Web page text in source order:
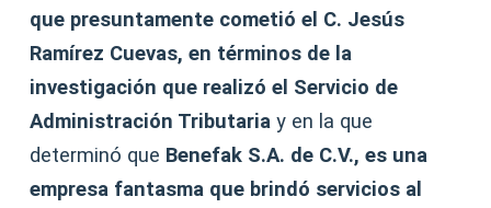
que presuntamente cometió el C. Jesús
Ramírez Cuevas, en términos de la
investigación que realizó el Servicio de
Administración Tributaria y en la que
determinó que Benefak S.A. de C.V., es una
empresa fantasma que brindó servicios al